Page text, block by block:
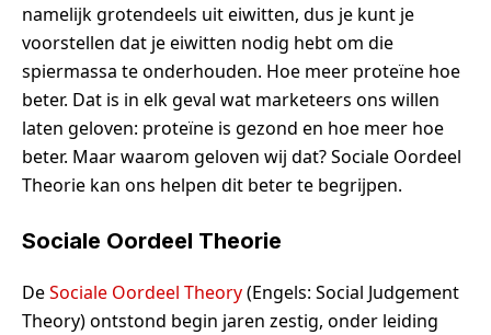
namelijk grotendeels uit eiwitten, dus je kunt je
voorstellen dat je eiwitten nodig hebt om die
spiermassa te onderhouden. Hoe meer proteïne hoe
beter. Dat is in elk geval wat marketeers ons willen
laten geloven: proteïne is gezond en hoe meer hoe
beter. Maar waarom geloven wij dat? Sociale Oordeel
Theorie kan ons helpen dit beter te begrijpen.
Sociale Oordeel Theorie
DeSociale Oordeel Theory(Engels: Social Judgement
Theory) ontstond begin jaren zestig, onder leiding